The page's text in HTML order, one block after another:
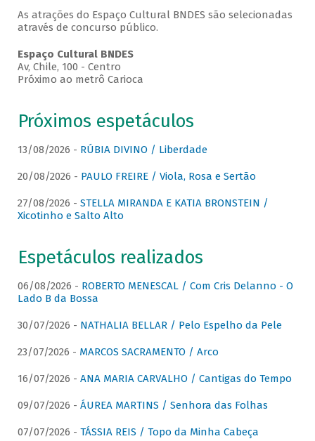
As atrações do Espaço Cultural BNDES são selecionadas
através de concurso público.
Espaço Cultural BNDES
Av, Chile, 100 - Centro
Próximo ao metrô Carioca
Próximos espetáculos
13/08/2026 - RÚBIA DIVINO / Liberdade
20/08/2026 - PAULO FREIRE / Viola, Rosa e Sertão
27/08/2026 - STELLA MIRANDA E KATIA BRONSTEIN /
Xicotinho e Salto Alto
Espetáculos realizados
06/08/2026 - ROBERTO MENESCAL / Com Cris Delanno - O
Lado B da Bossa
30/07/2026 - NATHALIA BELLAR / Pelo Espelho da Pele
23/07/2026 - MARCOS SACRAMENTO / Arco
16/07/2026 - ANA MARIA CARVALHO / Cantigas do Tempo
09/07/2026 - ÁUREA MARTINS / Senhora das Folhas
07/07/2026 - TÁSSIA REIS / Topo da Minha Cabeça